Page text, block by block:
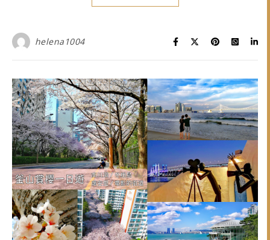
helena1004